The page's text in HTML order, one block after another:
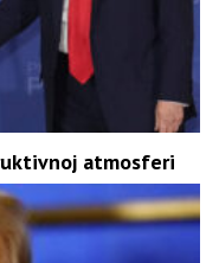
atmosferi